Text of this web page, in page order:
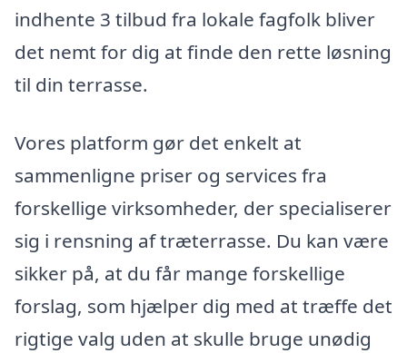
indhente 3 tilbud fra lokale fagfolk bliver
det nemt for dig at finde den rette løsning
til din terrasse.
Vores platform gør det enkelt at
sammenligne priser og services fra
forskellige virksomheder, der specialiserer
sig i rensning af træterrasse. Du kan være
sikker på, at du får mange forskellige
forslag, som hjælper dig med at træffe det
rigtige valg uden at skulle bruge unødig